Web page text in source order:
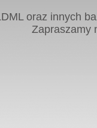
oraz innych
Zapraszamy